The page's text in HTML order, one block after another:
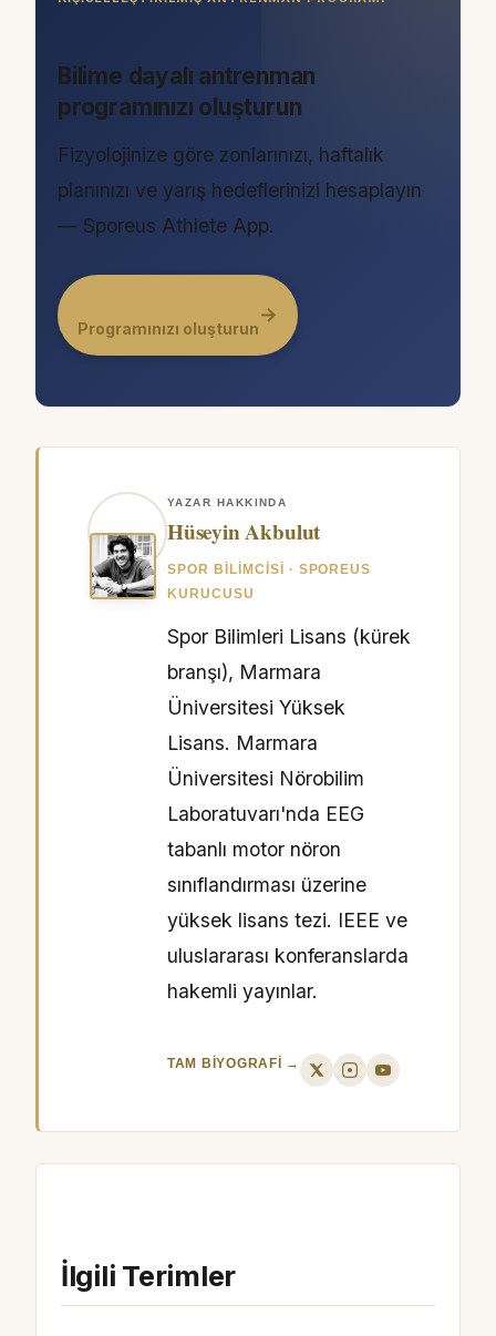
Bilime dayalı antrenman
programınızı oluşturun
Fizyolojinize göre zonlarınızı, haftalık
planınızı ve yarış hedeflerinizi hesaplayın
— Sporeus Athlete App.
Programınızı oluşturun
→
YAZAR HAKKINDA
Hüseyin Akbulut
SPOR BILIMCISI · SPOREUS
KURUCUSU
Spor Bilimleri Lisans (kürek
branşı), Marmara
Üniversitesi Yüksek
Lisans. Marmara
Üniversitesi Nörobilim
Laboratuvarı'nda EEG
tabanlı motor nöron
sınıflandırması üzerine
yüksek lisans tezi. IEEE ve
uluslararası konferanslarda
hakemli yayınlar.
TAM BIYOGRAFI →
İlgili Terimler